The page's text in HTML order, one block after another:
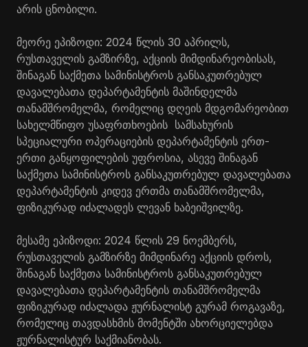
არის ცნობილი.
მეორე ეპიზოდი: 2024 წლის 30 აპრილს,
რუსთაველის გამზირზე, აქციის მიმდინარეობისას,
შინაგან საქმეთა სამინისტროს განსაკუთრებულ
დავალებათა დეპარტამენტის მაშინდელმა
თანამშრომელმა, რომელიც დღეის მდგომარეობით
სახელმწიფო უსაფრთხოების სამსახურის
სპეციალური ოპერაციების დეპარტამენტის ერთ-
ერთი განყოფილების უფროსია, ასევე შინაგან
საქმეთა სამინისტროს განსაკუთრებულ დავალებათა
დეპარტამენტის კიდევ ერთმა თანამშრომელმა,
ფიზიკურად იძალადეს ლევან ხაბეიშვილზე.
მესამე ეპიზოდი: 2024 წლის 29 ნოემბერს,
რუსთაველის გამზირზე მიმდინარე აქციის დროს,
შინაგან საქმეთა სამინისტროს განსაკუთრებულ
დავალებათა დეპარტამენტის თანამშრომელმა
ფიზიკურად იძალადა ჟურნალისტ გურამ როგავაზე,
რომელიც თავდასხმის მომენტში ახორციელებდა
ჟურნალისტურ საქმიანობას.